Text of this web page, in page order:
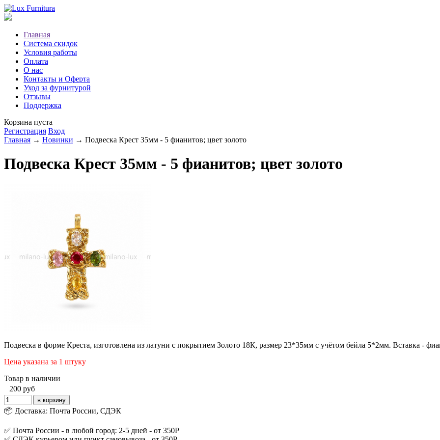
Главная
Система скидок
Условия работы
Оплата
О нас
Контакты и Оферта
Уход за фурнитурой
Отзывы
Поддержка
Корзина пуста
Регистрация Вход
Главная → Новинки → Подвеска Крест 35мм - 5 фианитов; цвет золото
Подвеска Крест 35мм - 5 фианитов; цвет золото
Подвеска в форме Креста, изготовлена из латуни с покрытием Золото 18К, размер 23*35мм с учётом бейла 5*2мм. Вставка -
Цена указана за 1 штуку
Товар в наличии
200 руб
📦 Доставка: Почта России, СДЭК
✅ Почта России - в любой город: 2-5 дней - от 350Р